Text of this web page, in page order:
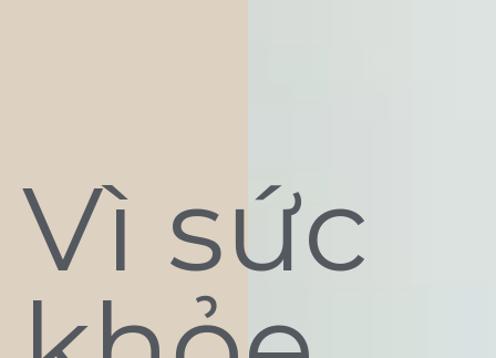
Vì sức